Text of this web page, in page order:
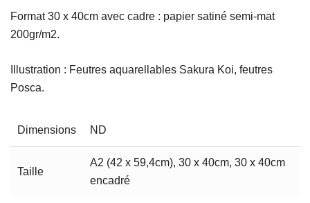
Format 30 x 40cm avec cadre : papier satiné semi-mat
200gr/m2.
Illustration : Feutres aquarellables Sakura Koi, feutres
Posca.
Dimensions ND
Taille
A2 (42 x 59,4cm), 30 x 40cm, 30 x 40cm
encadré